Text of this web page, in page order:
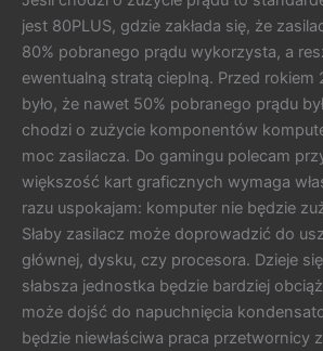
jest 80PLUS, gdzie zakłada się, że
80% pobranego prądu wykorzysta, a
ewentualną stratą cieplną. Przed rokiem
było, że nawet 50% pobranego prądu
chodzi o zużycie komponentów
moc zasilacza. Do gamingu polecam
większość kart graficznych wymaga
razu uspokajam: komputer nie będzie
Słaby zasilacz może doprowadzić do
głównej, dysku, czy procesora. Dzieje
słabsza jednostka będzie bardziej
może dojść do napuchnięcia
będzie niewłaściwa praca przetwornicy